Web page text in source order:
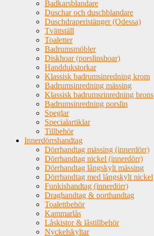
Badkarsblandare
Duschar och duschblandare
Duschdraperistänger (Odessa)
Tvättställ
Toaletter
Badrumsmöbler
Diskhoar (porslinshoar)
Handdukstorkar
Klassisk badrumsinredning krom
Badrumsinredning mässing
Klassisk badrumsrinredning brons
Badrumsinredning porslin
Speglar
Specialartiklar
Tillbehör
Innerdörrshandtag
Dörrhandtag mässing (innerdörr)
Dörrhandtag nickel (innerdörr)
Dörrhandtag långskylt mässing
Dörrhandtag med långskylt nickel
Funkishandtag (innerdörr)
Draghandtag & porthandtag
Toalettbehör
Kammarlås
Låskistor & låstillbehör
Nyckelskyltar